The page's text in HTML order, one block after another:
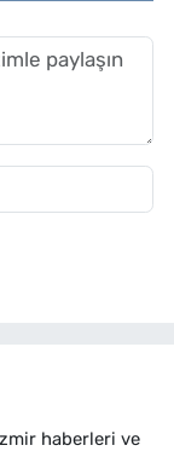
haberleri ve